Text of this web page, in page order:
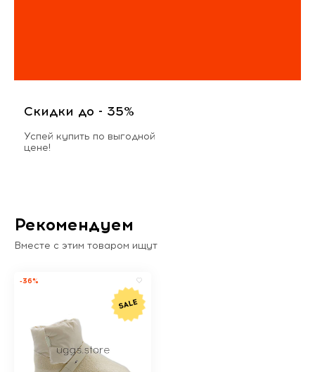
Скидки до - 35%
Успей купить по выгодной
цене!
Рекомендуем
Вместе с этим товаром ищут
-36%